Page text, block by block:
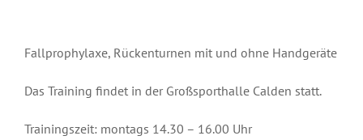
Fallprophylaxe, Rückenturnen mit und ohne Handgeräte
Das Training findet in der Großsporthalle Calden statt.
Trainingszeit: montags 14.30 – 16.00 Uhr